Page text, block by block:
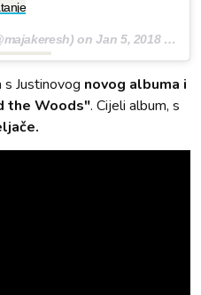
onJan 5, 2018 at 7:40am PST
Justinovog novog albuma i
the Woods". Cijeli album, s